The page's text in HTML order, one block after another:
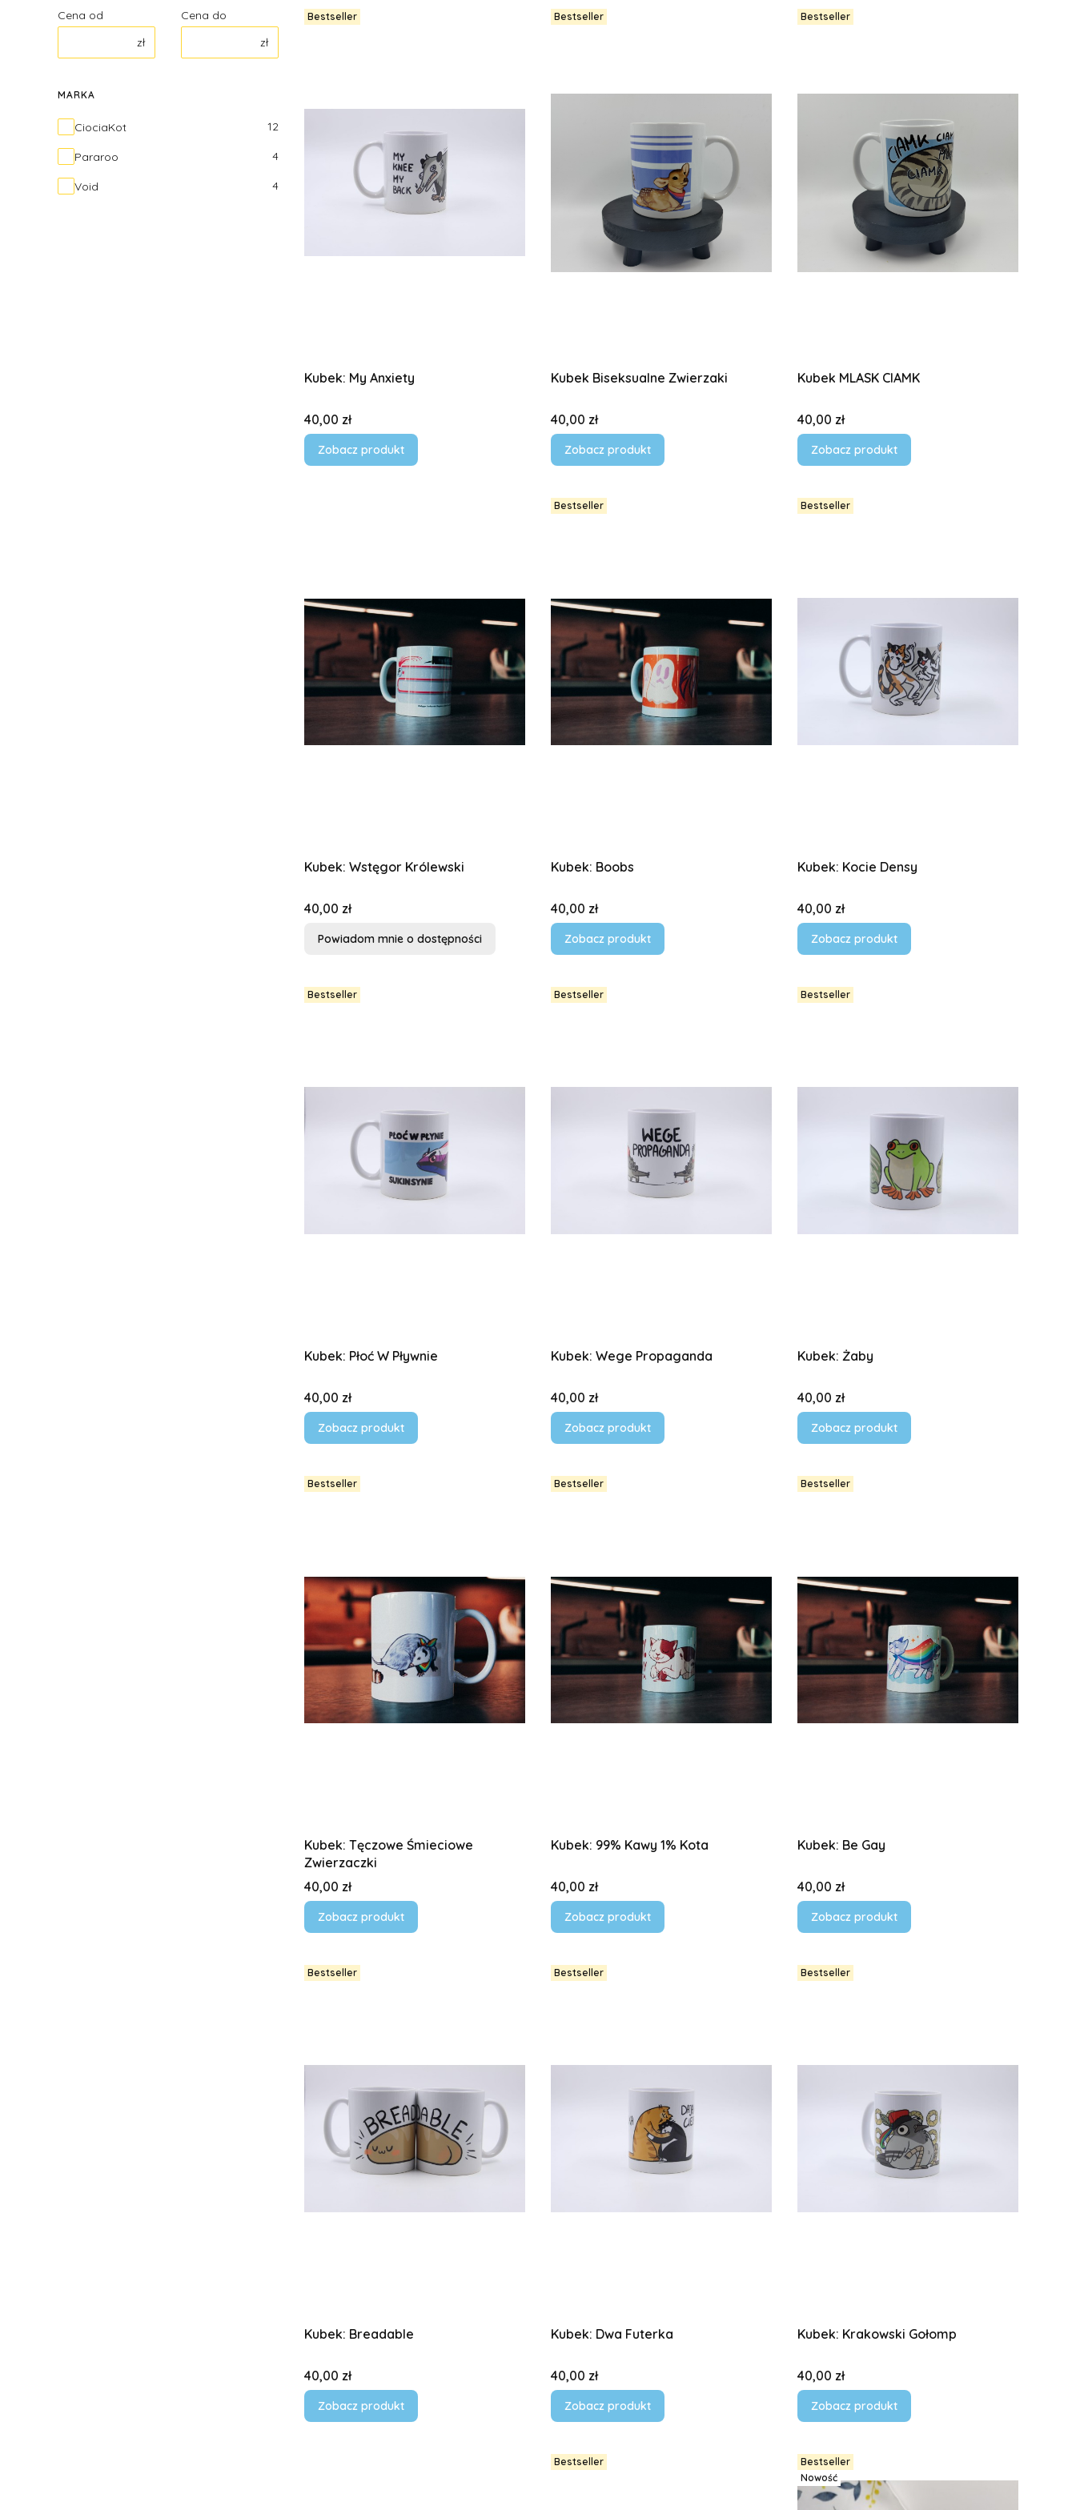
Cena od
zł
Cena do
zł
MARKA
Marka
CiociaKot 12
Pararoo 4
Void 4
Bestseller
Kubek: My Anxiety
Cena
40,00 zł
Zobacz produkt
Bestseller
Kubek Biseksualne Zwierzaki
Cena
40,00 zł
Zobacz produkt
Bestseller
Kubek MLASK CIAMK
Cena
40,00 zł
Zobacz produkt
Kubek: Wstęgor Królewski
Cena
40,00 zł
Powiadom mnie o dostępności
Bestseller
Kubek: Boobs
Cena
40,00 zł
Zobacz produkt
Bestseller
Kubek: Kocie Densy
Cena
40,00 zł
Zobacz produkt
Bestseller
Kubek: Płoć W Pływnie
Cena
40,00 zł
Zobacz produkt
Bestseller
Kubek: Wege Propaganda
Cena
40,00 zł
Zobacz produkt
Bestseller
Kubek: Żaby
Cena
40,00 zł
Zobacz produkt
Bestseller
Kubek: Tęczowe Śmieciowe
Zwierzaczki
Cena
40,00 zł
Zobacz produkt
Bestseller
Kubek: 99% Kawy 1% Kota
Cena
40,00 zł
Zobacz produkt
Bestseller
Kubek: Be Gay
Cena
40,00 zł
Zobacz produkt
Bestseller
Kubek: Breadable
Cena
40,00 zł
Zobacz produkt
Bestseller
Kubek: Dwa Futerka
Cena
40,00 zł
Zobacz produkt
Bestseller
Kubek: Krakowski Gołomp
Cena
40,00 zł
Zobacz produkt
Bestseller
Bestseller
Nowość